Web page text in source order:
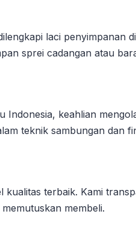
laci penyimpanan
sprei cadangan atau
Indonesia, keahlian
teknik sambungan dan
terbaik. Kami
membeli.